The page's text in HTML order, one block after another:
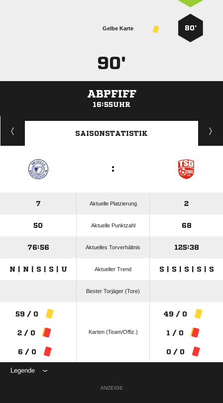
80’
Gelbe Karte
90'
ABPFIFF
16:55UHR
ANZEIGE
SAISONSTATISTIK
:
7 Aktuelle Platzierung 2
50 Aktuelle Punktzahl 68
76:56 Aktuelles Torverhältnis 125:38
N | N | S | S | U Aktueller Trend S | S | S | S | S
Bester Torjäger (Tore)
59 / 0
2 / 0
6 / 0
Karten (Team/Offiz.)
49 / 0
1 / 0
0 / 0
Legende
ANZEIGE